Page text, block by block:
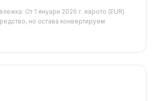
От 1 януари 2026 г. еврото (EUR)
но остава конвертируем